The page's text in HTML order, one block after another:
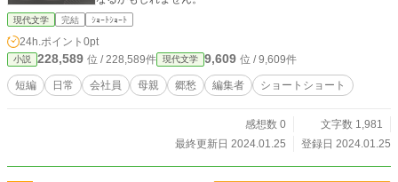
現代文学 完結 ｼｮｰﾄｼｮｰﾄ
24h.ポイント 0pt
小説 228,589 位 / 228,589件 現代文学 9,609 位 / 9,609件
短編 日常 会社員 母親 郷愁 編集者 ショートショート
感想数 0
文字数 1,981
最終更新日 2024.01.25
登録日 2024.01.25